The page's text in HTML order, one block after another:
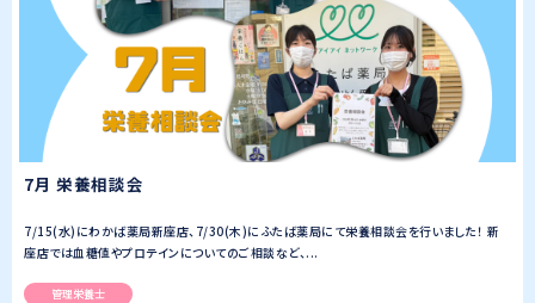
7月 栄養相談会
7/15(水)にわかば薬局新座店、7/30(木)にふたば薬局にて栄養相談会を行いました！ 新
座店では血糖値やプロテインについてのご相談など、...
管理栄養士